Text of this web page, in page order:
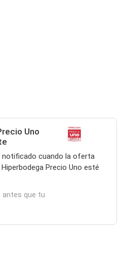
Uno
notificado cuando la oferta
Precio Uno esté
antes que tu